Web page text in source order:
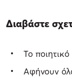
Διαβάστε
Το
Αφήνουν